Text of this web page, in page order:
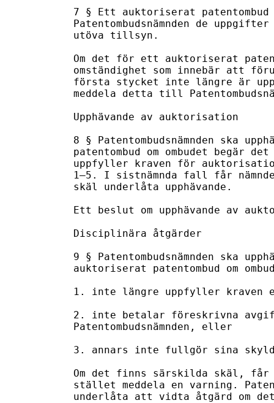
7 § Ett auktoriserat patentombud
Patentombudsnämnden de
utöva tillsyn.
Om det för ett auktoriserat
omständighet som innebär att
första stycket inte längre är
meddela detta till
Upphävande av auktorisation
8 § Patentombudsnämnden ska
patentombud om ombudet begär
uppfyller kraven för
1–5. I sistnämnda fall får
skäl underlåta upphävande.
Ett beslut om upphävande av
Disciplinära åtgärder
9 § Patentombudsnämnden ska
auktoriserat patentombud om
1. inte längre uppfyller
2. inte betalar föreskrivna
Patentombudsnämnden, eller
3. annars inte fullgör sina
Om det finns särskilda skäl, får
stället meddela en varning.
underlåta att vidta åtgärd om